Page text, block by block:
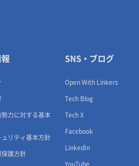
勢力に対する基本
ュリティ基本方針
保護方針
SNS・ブログ
Open With Linkers
Tech Blog
Tech X
Facebook
LinkedIn
YouTube